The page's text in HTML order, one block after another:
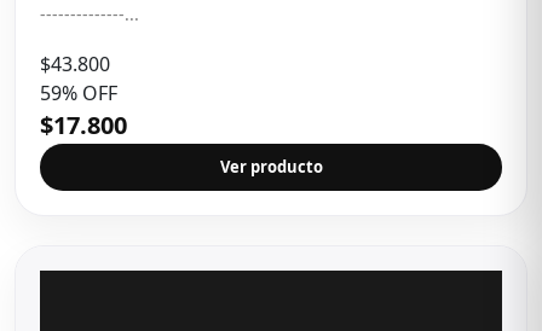
--------------...
$43.800
59% OFF
$17.800
Ver producto